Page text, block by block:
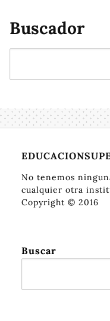
Buscador
No tenemos
cualquier otra
Copyright © 2016
Buscar